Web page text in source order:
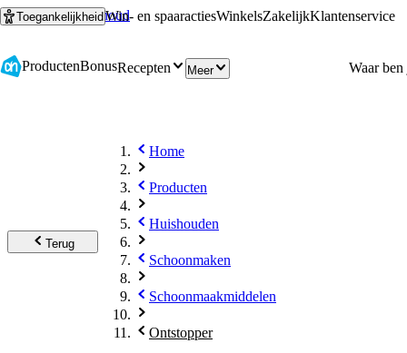
Ga naar hoofdinhoud
Ga naar zoeken
ToegankelijkheidWin- en spaaractiesWinkelsZakelijkKlantenservice
ProductenBonusRecepten Meer
Terug
Home
Producten
Huishouden
Schoonmaken
Schoonmaakmiddelen
Ontstopper